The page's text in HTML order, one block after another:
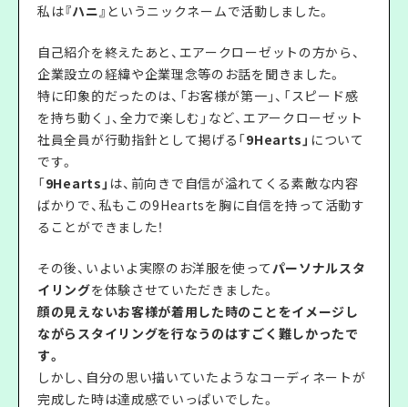
私は『ハニ』 というニックネームで活動しました。
自己紹介を終えたあと、エアークローゼットの方から、
企業設立の経緯や企業理念等のお話を聞きました。
特に印象的だったのは、「お客様が第一」、「スピード感
を持ち動く」、全力で楽しむ」など、エアークローゼット
社員全員が行動指針として掲げる「9Hearts」 について
です。
「9Hearts」 は、前向きで自信が溢れてくる素敵な内容
ばかりで、私もこの9Heartsを胸に自信を持って活動す
ることができました！
その後、いよいよ実際のお洋服を使ってパーソナルスタ
イリングを体験させていただきました。
顔の見えないお客様が着用した時のことをイメージし
ながらスタイリングを行なうのはすごく難しかったで
す。
しかし、自分の思い描いていたようなコーディネートが
完成した時は達成感でいっぱいでした。